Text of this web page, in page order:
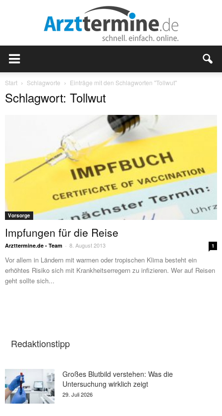
Start Schlagworte Einträge mit den Schlagworten "Tollwut"
Schlagwort: Tollwut
Vorsorge
Impfungen für die Reise
Arzttermine.de - Team - 8. August 2013 1
Vor allem in Ländern mit warmen oder tropischen Klima besteht ein
erhöhtes Risiko sich mit Krankheitserregern zu infizieren. Wer auf Reisen
geht sollte sich...
Redaktionstipp
Großes Blutbild verstehen: Was die
Untersuchung wirklich zeigt
29. Juli 2026